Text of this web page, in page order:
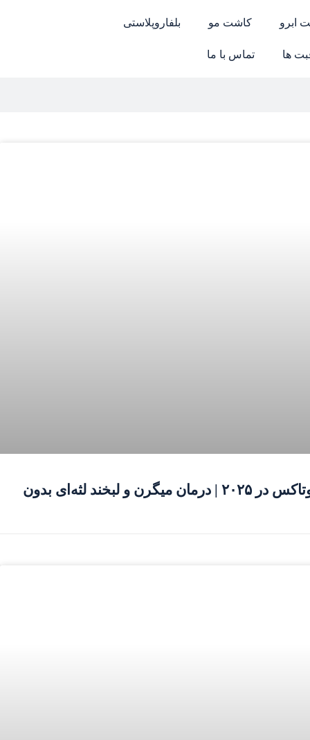
ابرو کاشت مو بلفاروپلاستی
ها تماس با ما
۲ کاربرد شگفت‌انگیز بوتاکس در ۲۰۲۵ | درمان میگرن و لبخند لثه‌ای بدون